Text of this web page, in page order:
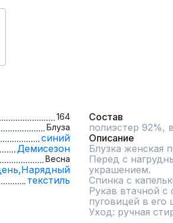
164
Блуза
синий
Демисезон
Весна
Нарядный
текстиль
Состав
полиэстер 92%,
Описание
Блузка женская
Перед с
украшением.
Спинка с
Рукав втачной
пуговицей в его
Уход: ручная